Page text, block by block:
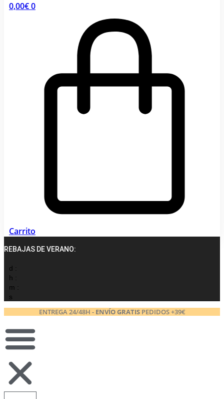
0,00€0
Carrito
REBAJAS DE VERANO:
d :
h :
m :
s
ENTREGA 24/48H - ENVÍO GRATISPEDIDOS +39€